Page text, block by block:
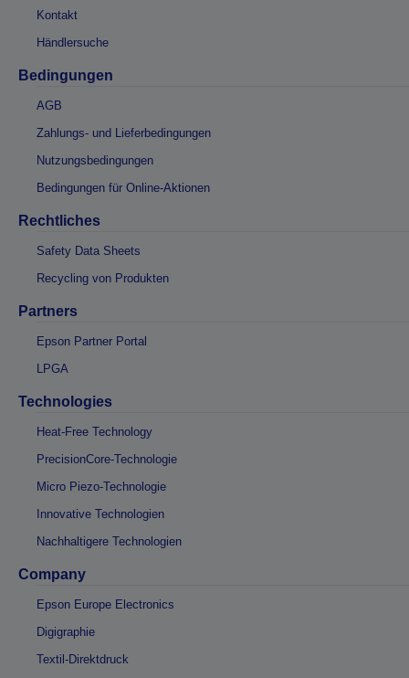
Kontakt
Händlersuche
Bedingungen
AGB
Zahlungs- und Lieferbedingungen
Nutzungsbedingungen
Bedingungen für Online-Aktionen
Rechtliches
Safety Data Sheets
Recycling von Produkten
Partners
Epson Partner Portal
LPGA
Technologies
Heat-Free Technology
PrecisionCore-Technologie
Micro Piezo-Technologie
Innovative Technologien
Nachhaltigere Technologien
Company
Epson Europe Electronics
Digigraphie
Textil-Direktdruck